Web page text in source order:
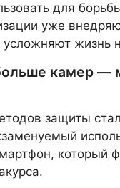
для
уже
жизнь
камер —
защиты
который